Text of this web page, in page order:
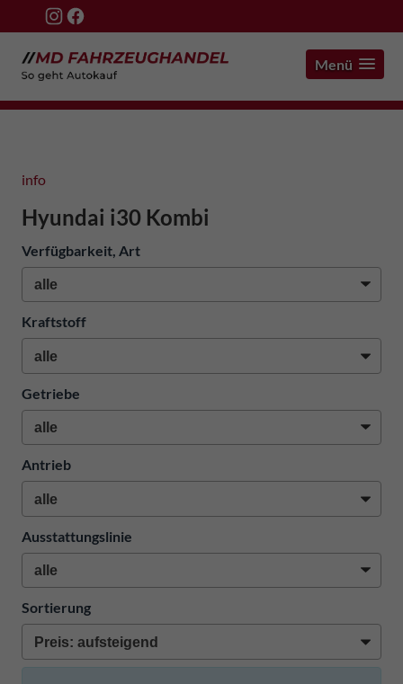
Menü
info
Hyundai i30 Kombi
Verfügbarkeit, Art
Kraftstoff
Getriebe
Antrieb
Ausstattungslinie
Sortierung